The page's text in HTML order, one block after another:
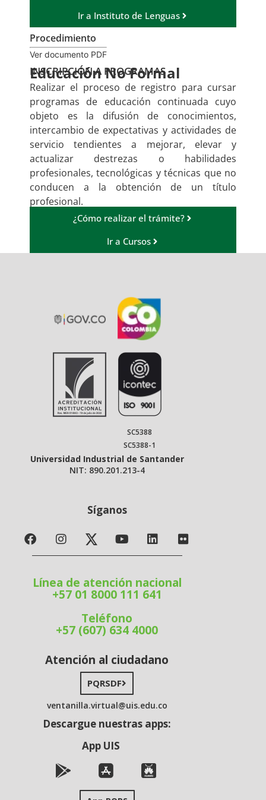
Ir a Instituto de Lenguas
Procedimiento
Ver documento PDF
INSCRIPCIÓN A PROGRAMAS
Educación No Formal
Realizar el proceso de registro para cursar
programas de educación continuada cuyo
objeto es la difusión de conocimientos,
intercambio de expectativas y actividades de
servicio tendientes a mejorar, elevar y
actualizar destrezas o habilidades
profesionales, tecnológicas y técnicas que no
conducen a la obtención de un título
profesional.
¿Cómo realizar el trámite?
Ir a Cursos